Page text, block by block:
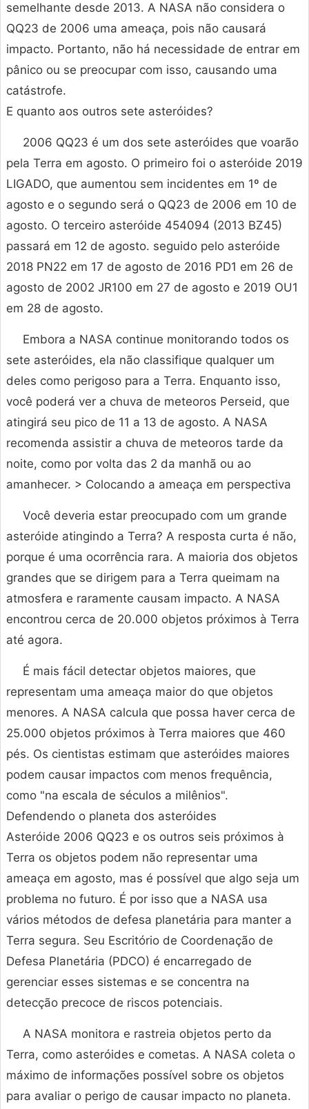
semelhante desde 2013. A NASA não considera o
QQ23 de 2006 uma ameaça, pois não causará
impacto. Portanto, não há necessidade de entrar em
pânico ou se preocupar com isso, causando uma
catástrofe.
E quanto aos outros sete asteróides?
2006 QQ23 é um dos sete asteróides que voarão
pela Terra em agosto. O primeiro foi o asteróide 2019
LIGADO, que aumentou sem incidentes em 1º de
agosto e o segundo será o QQ23 de 2006 em 10 de
agosto. O terceiro asteróide 454094 (2013 BZ45)
passará em 12 de agosto. seguido pelo asteróide
2018 PN22 em 17 de agosto de 2016 PD1 em 26 de
agosto de 2002 JR100 em 27 de agosto e 2019 OU1
em 28 de agosto.
Embora a NASA continue monitorando todos os
sete asteróides, ela não classifique qualquer um
deles como perigoso para a Terra. Enquanto isso,
você poderá ver a chuva de meteoros Perseid, que
atingirá seu pico de 11 a 13 de agosto. A NASA
recomenda assistir a chuva de meteoros tarde da
noite, como por volta das 2 da manhã ou ao
amanhecer. > Colocando a ameaça em perspectiva
Você deveria estar preocupado com um grande
asteróide atingindo a Terra? A resposta curta é não,
porque é uma ocorrência rara. A maioria dos objetos
grandes que se dirigem para a Terra queimam na
atmosfera e raramente causam impacto. A NASA
encontrou cerca de 20.000 objetos próximos à Terra
até agora.
É mais fácil detectar objetos maiores, que
representam uma ameaça maior do que objetos
menores. A NASA calcula que possa haver cerca de
25.000 objetos próximos à Terra maiores que 460
pés. Os cientistas estimam que asteróides maiores
podem causar impactos com menos frequência,
como "na escala de séculos a milênios".
Defendendo o planeta dos asteróides
Asteróide 2006 QQ23 e os outros seis próximos à
Terra os objetos podem não representar uma
ameaça em agosto, mas é possível que algo seja um
problema no futuro. É por isso que a NASA usa
vários métodos de defesa planetária para manter a
Terra segura. Seu Escritório de Coordenação de
Defesa Planetária (PDCO) é encarregado de
gerenciar esses sistemas e se concentra na
detecção precoce de riscos potenciais.
A NASA monitora e rastreia objetos perto da
Terra, como asteróides e cometas. A NASA coleta o
máximo de informações possível sobre os objetos
para avaliar o perigo de causar impacto no planeta.